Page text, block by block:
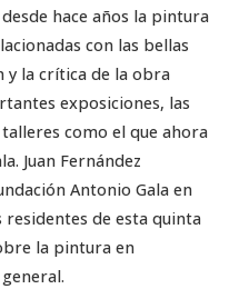
hace años la pintura
con las bellas
y la crítica de la obra
exposiciones, las
como el que ahora
Juan Fernández
Antonio Gala en
residentes de esta quinta
la pintura en